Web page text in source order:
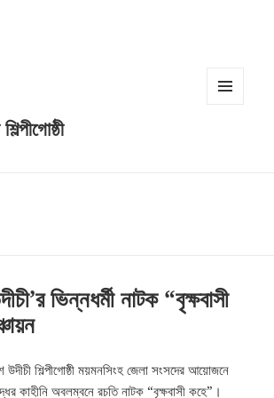
ভিন্নধর্মী নাটক “বৃক্ষবাসী
উদীচী শিল্পীগোষ্ঠী ময়মনসিংহ জেলা সংসদের আয়োজনে
কাহীনি অবলম্বনে রচতি নাটক “বৃক্ষবাসী কহে”।